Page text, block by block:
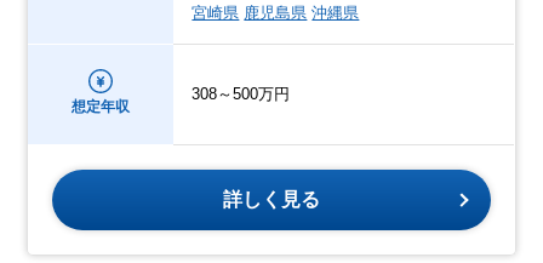
宮崎県 鹿児島県 沖縄県
想定年収
308～500万円
詳しく見る